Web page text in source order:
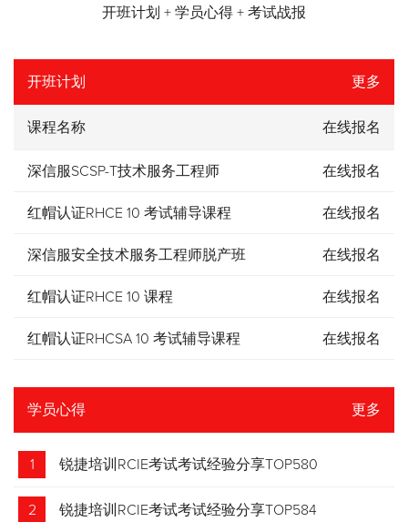
开班计划 + 学员心得 + 考试战报
开班计划 更多
课程名称 在线报名
深信服SCSP-T技术服务工程师 在线报名
红帽认证RHCE 10 考试辅导课程 在线报名
深信服安全技术服务工程师脱产班 在线报名
红帽认证RHCE 10 课程 在线报名
红帽认证RHCSA 10 考试辅导课程 在线报名
学员心得 更多
1 锐捷培训RCIE考试考试经验分享TOP580
2 锐捷培训RCIE考试考试经验分享TOP584